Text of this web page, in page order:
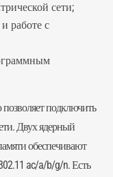
сети;
работе с
подключить
Двух ядерный
обеспечивают
ac/a/b/g/n. Есть